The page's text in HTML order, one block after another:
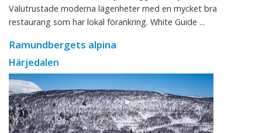
Välutrustade moderna lägenheter med en mycket bra
restaurang som har lokal förankring. White Guide ...
Ramundbergets alpina
Härjedalen